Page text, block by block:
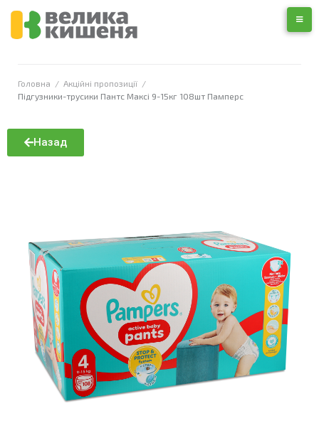
Головна / Акційні пропозиції /
Підгузники-трусики Пантс Максі 9-15кг 108шт Памперс
Назад